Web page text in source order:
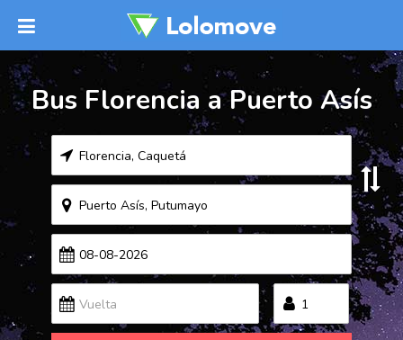
Bus Florencia a Puerto Asís